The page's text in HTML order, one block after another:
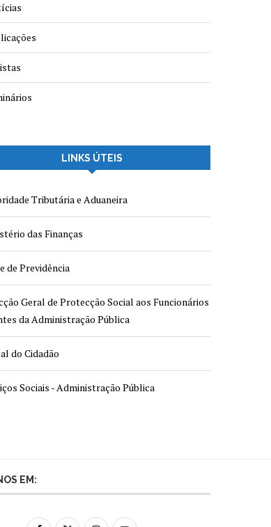
LINKS ÚTEIS
Tributária e Aduaneira
das Finanças
de Previdência
Geral de Protecção Social aos Funcionários
da Administração Pública
do Cidadão
Sociais - Administração Pública
EM: